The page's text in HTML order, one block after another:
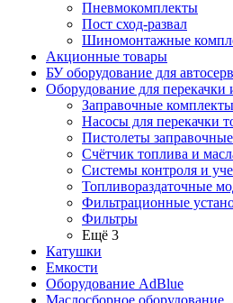
Пневмокомплекты
Пост сход-развал
Шиномонтажные
Акционные товары
БУ оборудование для
Оборудование для
Заправочные комплекты
Насосы для перекачки
Пистолеты заправочные
Счётчик топлива и
Системы контроля и
Топливораздаточные
Фильтрационные
Фильтры
Ещё 3
Катушки
Емкости
Оборудование AdBlue
Маслосборное оборудование